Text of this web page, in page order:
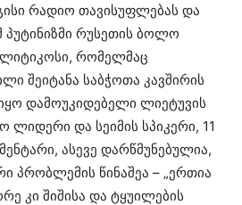
რადიო თავისუფლებას და
რუსეთის ბოლო
რომელმაც
შეიტანა საბჭოთა კავშირის
დამოუკიდებელი ლიეტუვის
და სეიმის სპიკერი, 11
ასევე დარწმუნებულია,
პრობლემის წინაშეა – „ერთია
კი შიშისა და ტყუილების